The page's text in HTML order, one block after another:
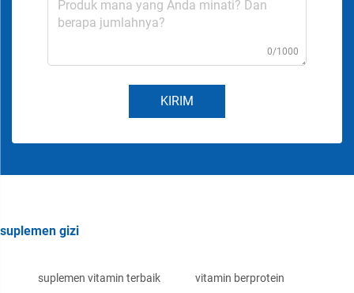
0/1000
KIRIM
suplemen gizi
suplemen vitamin terbaik vitamin berprotein